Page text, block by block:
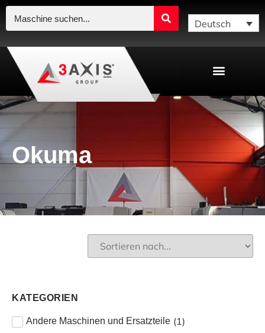
Deutsch
Okuma
KATEGORIEN
Andere Maschinen und Ersatzteile (1)